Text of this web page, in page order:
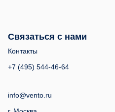
Связаться с нами
Контакты
+7 (495) 544-46-64
info@vento.ru